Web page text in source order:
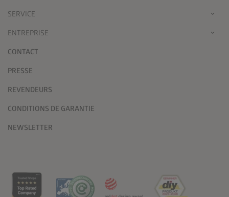
SERVICE
ENTREPRISE
CONTACT
PRESSE
REVENDEURS
CONDITIONS DE GARANTIE
NEWSLETTER